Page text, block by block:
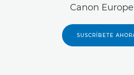
Canon
SUSCRÍBETE